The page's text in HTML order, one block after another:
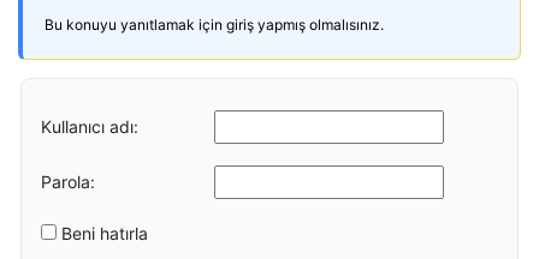
Bu konuyu yanıtlamak için giriş yapmış olmalısınız.
Kullanıcı adı:
Parola:
Beni hatırla